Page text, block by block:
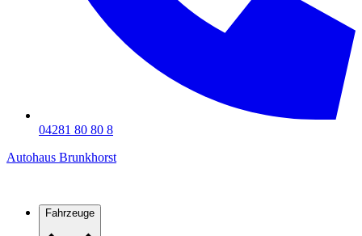
04281 80 80 8
Autohaus Brunkhorst
Fahrzeuge